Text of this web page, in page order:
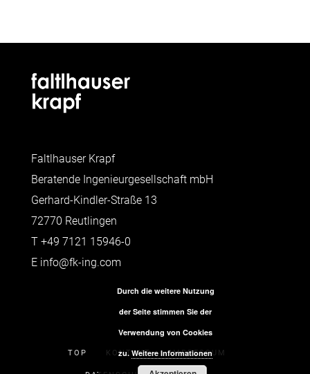
Faltlhauser Krapf
Beratende Ingenieurgesellschaft mbH
Gerhard-Kindler-Straße 13
72770 Reutlingen
T +49 7121 15946-0
E info@fk-ing.com
TOP KONTAKT IMPRESSUM
Durch die weitere Nutzung
der Seite stimmen Sie der
Verwendung von Cookies
zu.Weitere Informationen